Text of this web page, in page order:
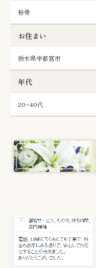
粉骨
お住まい
栃木県宇都宮市
年代
20~40代